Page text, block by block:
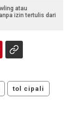
atau
izin tertulis dari
tol cipali